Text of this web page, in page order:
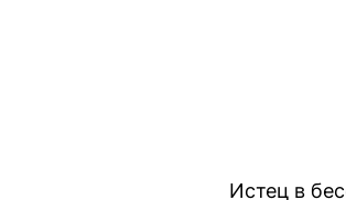
Истец в